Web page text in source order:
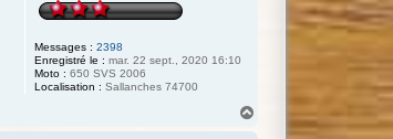
Messages : 2398
Enregistré le : mar. 22 sept., 2020 16:10
Moto : 650 SVS 2006
Localisation : Sallanches 74700